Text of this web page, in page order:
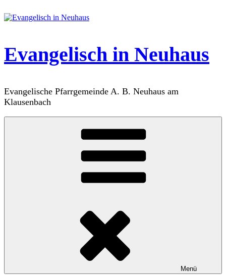
Inhalt
Evangelisch in Neuhaus
Evangelische Pfarrgemeinde A. B. Neuhaus am
Klausenbach
Menü